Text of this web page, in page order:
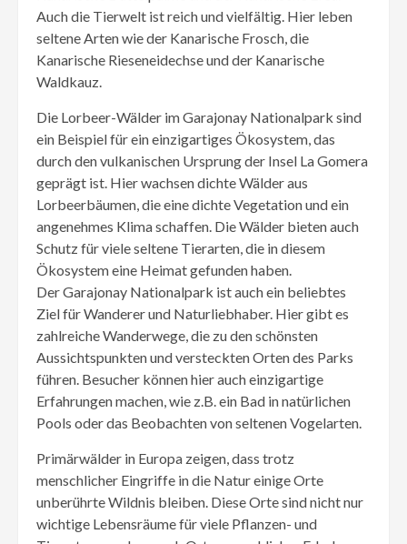
Auch die Tierwelt ist reich und vielfältig. Hier leben
seltene Arten wie der Kanarische Frosch, die
Kanarische Rieseneidechse und der Kanarische
Waldkauz.
Die Lorbeer-Wälder im Garajonay Nationalpark sind
ein Beispiel für ein einzigartiges Ökosystem, das
durch den vulkanischen Ursprung der Insel La Gomera
geprägt ist. Hier wachsen dichte Wälder aus
Lorbeerbäumen, die eine dichte Vegetation und ein
angenehmes Klima schaffen. Die Wälder bieten auch
Schutz für viele seltene Tierarten, die in diesem
Ökosystem eine Heimat gefunden haben.
Der Garajonay Nationalpark ist auch ein beliebtes
Ziel für Wanderer und Naturliebhaber. Hier gibt es
zahlreiche Wanderwege, die zu den schönsten
Aussichtspunkten und versteckten Orten des Parks
führen. Besucher können hier auch einzigartige
Erfahrungen machen, wie z.B. ein Bad in natürlichen
Pools oder das Beobachten von seltenen Vogelarten.
Primärwälder in Europa zeigen, dass trotz
menschlicher Eingriffe in die Natur einige Orte
unberührte Wildnis bleiben. Diese Orte sind nicht nur
wichtige Lebensräume für viele Pflanzen- und